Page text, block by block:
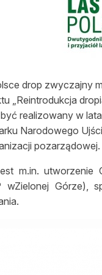
Lasy
drop zwyczajny
„Reintrodukcja
realizowany w
Narodowego
pozarządowej.
m.in.
wZielonej Górze),